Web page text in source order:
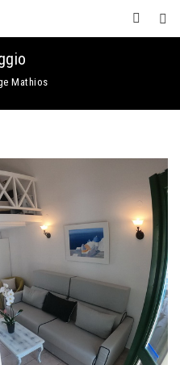
Mathios